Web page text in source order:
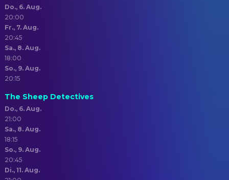
Do., 6. Aug.
20:00
Fr., 7. Aug.
20:45
Sa., 8. Aug.
18:00
So., 9. Aug.
20:15
The Sheep Detectives
Do., 6. Aug.
21:00
Sa., 8. Aug.
18:15
So., 9. Aug.
20:45
Di., 11. Aug.